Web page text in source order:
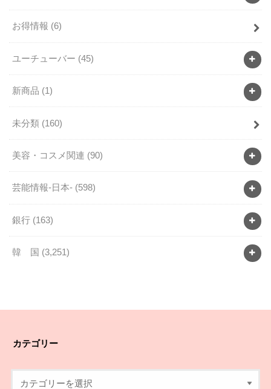
お得情報 (6)
ユーチューバー (45)
新商品 (1)
未分類 (160)
美容・コスメ関連 (90)
芸能情報-日本- (598)
銀行 (163)
韓 国 (3,251)
カテゴリー